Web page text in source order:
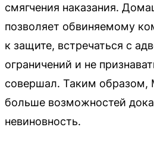
смягчения наказания.
позволяет обвиняемому
к защите, встречаться с
ограничений и не
совершал. Таким образом,
больше возможностей
невиновность.